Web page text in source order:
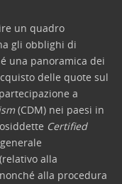
un quadro
gli obblighi di
una panoramica dei
delle quote sul
a
(CDM) nei paesi in
Certified
alla
alla procedura